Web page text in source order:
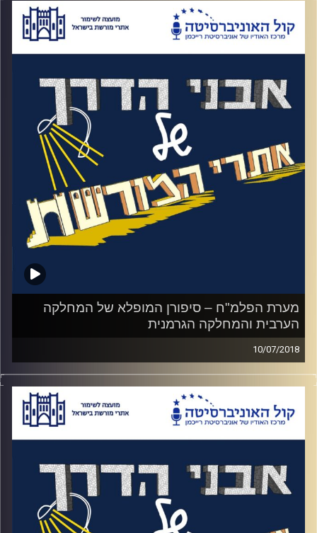
שעדיין מחולקת באיזשהו מקום, המחשבה
שהעיר העתיקה הייתה תחת כיבוש ירדני בין 48
ל67 היא מחשבה מאוד לא יומיומית ולא כל כך
עוד מחשבה כזו היא העובדה שאזרחים ומגינים
נלקחו בשבי הירדני למשך תשעה חודשים.
האזינו לאורי טולידאנו מראיין את אורה פיקל
צברי, האוצרת הראשית של המוזיאון
המועצה לשימור אתרים
מערת הפלמ"ח – סיפורן המופלא של המחלקה
הערבית והמחלקה הגרמנית
10/07/2018
פרק נוסף על הפלמ"ח. סיפורה של המחלקה
הערבית ששלחה סוכנים לביצוע פעולות חבלה
במדינות ערב לפני הקמת המדינה, אחד
מהסיפורים יוצאי הדופן הוא סיפורו של גמליאל
ילדות שלא את הזהות האמיתית של הוריהם.
וגם, המחלקה הגרמנית, אותה מחלקה שהייתה
אמונה על לעשות לנאצים חיים קשים במידה